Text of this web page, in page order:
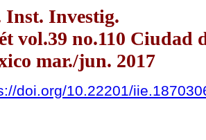
Inst. Investig.
vol.39 no.110 Ciudad
mar./jun. 2017
doi.org/10.22201/